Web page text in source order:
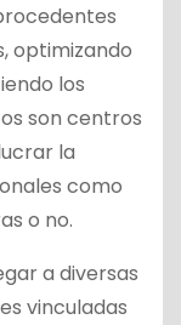
optimizando
los
son centros
la
como
o no.
a diversas
vinculadas